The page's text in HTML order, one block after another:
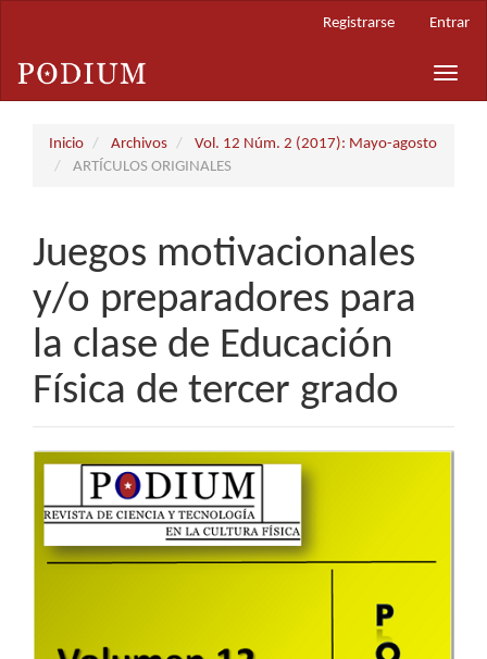
principal
Barra
Registrarse Entrar
Toggle
Inicio Archivos
Vol. 12 Núm. 2 (2017): Mayo-agosto
ARTÍCULOS ORIGINALES
Juegos motivacionales
y/o preparadores para
la clase de Educación
Física de tercer grado
Barra
lateral
del